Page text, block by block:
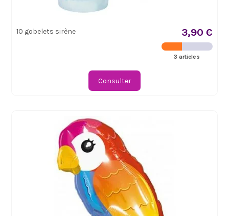
10 gobelets sirène 3,90 €
3 articles
Consulter